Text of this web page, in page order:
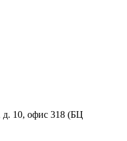
д. 10, офис 318 (БЦ